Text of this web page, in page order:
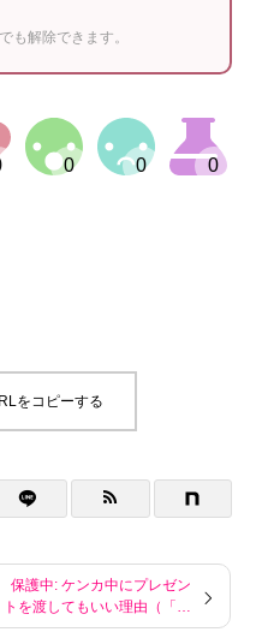
も解除できます。
をコピーする
保護中: ケンカ中にプレゼン
トを渡してもいい理由（「女
性の承認」参加者限定記事）